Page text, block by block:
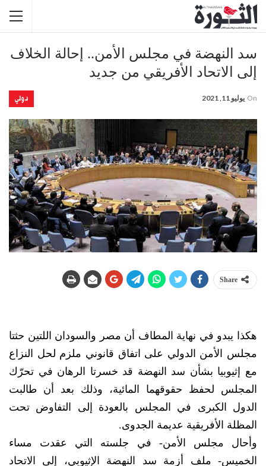
سد النهضة في مجلس الأمن.. إحالة الخلاف
إلى الاتحاد الأفريقي من جديد
دولي On يوليو 11, 2021
Share
هكذا يبدو في نهاية المطاف أن مصر والسودان اللتين حثتا
مجلس الأمن الدولي على اتفاق قانوني ملزم لحل النزاع
مع إثيوبيا بشأن سد النهضة قد خسرتا الرهان في تحرّك
المجلس لحفظ حقوقهما المائية، وذلك بعد أن طالبت
الدول الكبرى في المجلس بالعودة إلى التفاوض تحت
المظلة الأفريقية عديمة الجدوى.
وأحال مجلس الأمن- في جلسته التي عقدت مساء
الخميس- ملف أزمة سد النهضة الإثيوبي، إلى الاتحاد